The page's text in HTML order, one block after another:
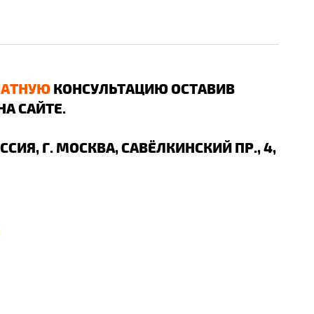
КОНСУЛЬТАЦИЮ ОСТАВИВ
САЙТЕ.
Г. МОСКВА, САВЁЛКИНСКИЙ ПР., 4,